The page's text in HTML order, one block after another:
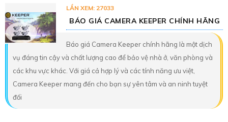
LẦN XEM: 27033
BÁO GIÁ CAMERA KEEPER CHÍNH HÃNG
Báo giá Camera Keeper chính hãng là một dịch
vụ đáng tin cậy và chất lượng cao để bảo vệ nhà ở, văn phòng và
các khu vực khác. Với giá cả hợp lý và các tính năng ưu việt,
Camera Keeper mang đến cho bạn sự yên tâm và an ninh tuyệt
đối